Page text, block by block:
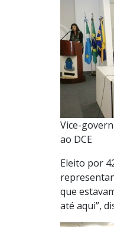
Vice-
ao DCE
Eleito por
que
até aqui”,